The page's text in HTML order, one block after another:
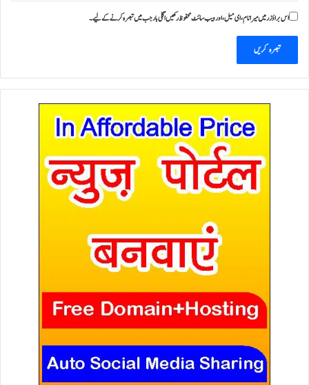
اس براؤزر میں میرا نام، ای میل، اور ویب سائٹ محفوظ رکھیں اگلی بار جب میں تبصرہ کرنے کےلیے۔